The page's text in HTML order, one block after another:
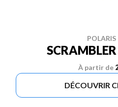
À partir de
DÉCOUVRIR